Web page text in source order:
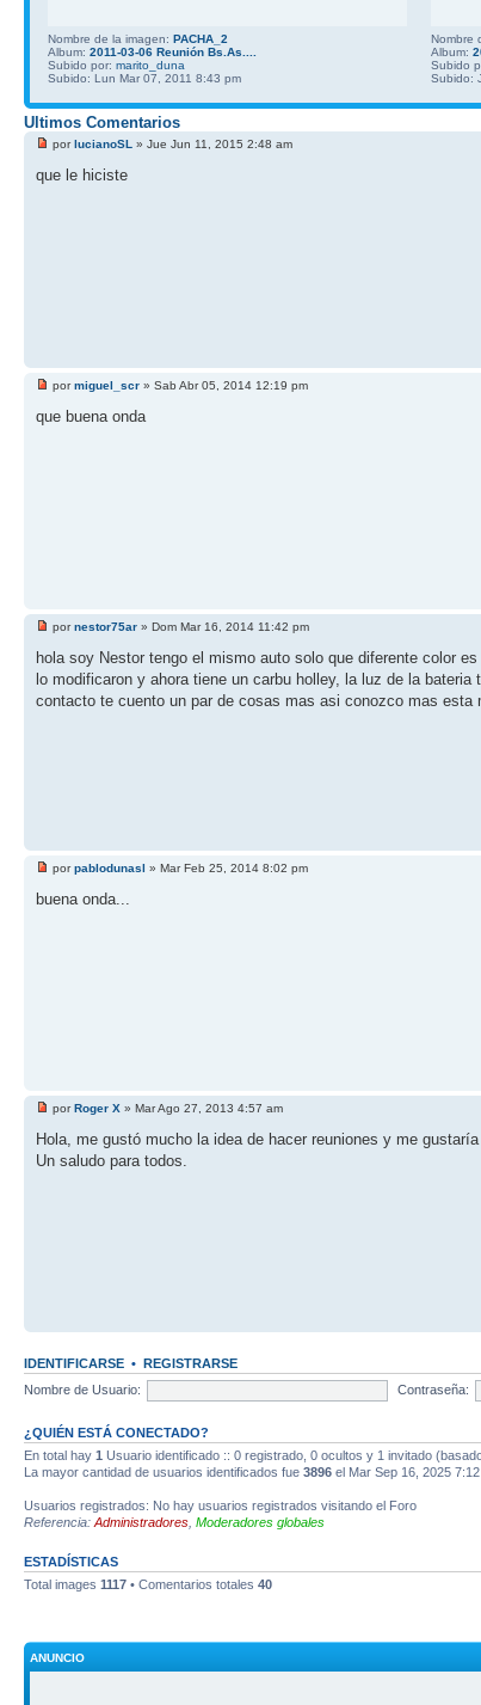
Nombre de la imagen: PACHA_2
Album: 2011-03-06 Reunión Bs.As....
Subido por: marito_duna
Subido: Lun Mar 07, 2011 8:43 pm
Nombre
Album:
Subido
Subido:
Ultimos Comentarios
porlucianoSL » Jue Jun 11, 2015 2:48 am
que le hiciste
pormiguel_scr » Sab Abr 05, 2014 12:19 pm
que buena onda
pornestor75ar » Dom Mar 16, 2014 11:42 pm
hola soy Nestor tengo el mismo auto solo que diferente color
lo modificaron y ahora tiene un carbu holley, la luz de la
contacto te cuento un par de cosas mas asi conozco mas esta
porpablodunasl » Mar Feb 25, 2014 8:02 pm
buena onda...
porRoger X » Mar Ago 27, 2013 4:57 am
Hola, me gustó mucho la idea de hacer reuniones y me gustaría
Un saludo para todos.
IDENTIFICARSE • REGISTRARSE
Nombre de Usuario:
Contraseña:
¿QUIÉN ESTÁ CONECTADO?
En total hay 1 Usuario identificado :: 0 registrado, 0 ocultos y 1 invitado
La mayor cantidad de usuarios identificados fue 3896 el Mar Sep 16, 2025
Usuarios registrados: No hay usuarios registrados visitando el Foro
Referencia: Administradores Moderadores globales
ESTADÍSTICAS
Total images 1117 • Comentarios totales 40
ANUNCIO